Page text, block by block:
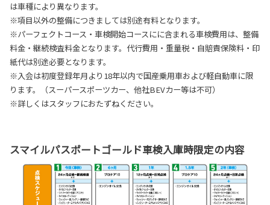
は車種により異なります。
※項目以外の整備につきましては別途有料となります。
※パーフェクトコース・車検開始コースにに含まれる車検費用は、整備
料金・継続検査料金となります。代行費用・重量税・自賠責保険料・印
紙代は別途必要となります。
※入会は初度登録年月より18年以内で国産乗用車および軽自動車に限
ります。（スーパースポーツカー、他社BEVカー等は不可）
※詳しくはスタッフにおたずねください。
スマイルパスポートゴールド車検入庫時限定の内容